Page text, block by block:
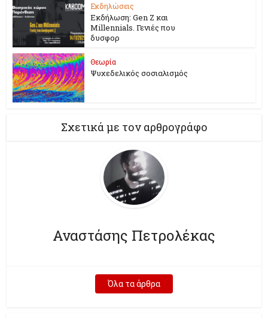
Εκδηλώσεις
Εκδήλωση: Gen Z και
Millennials. Γενιές που
δυσφορ
Θεωρία
Ψυχεδελικός σοσιαλισμός
Σχετικά με τον αρθρογράφο
Αναστάσης Πετρολέκας
Όλα τα άρθρα